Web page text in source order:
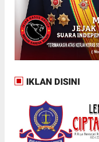
IKLAN DISINI